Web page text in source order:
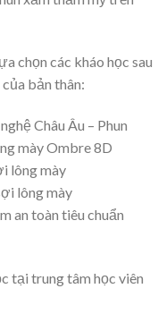
chọn các kháo học sau
bản thân:
Châu Âu – Phun
mày Ombre 8D
lông mày
lông mày
an toàn tiêu chuẩn
tại trung tâm học viên